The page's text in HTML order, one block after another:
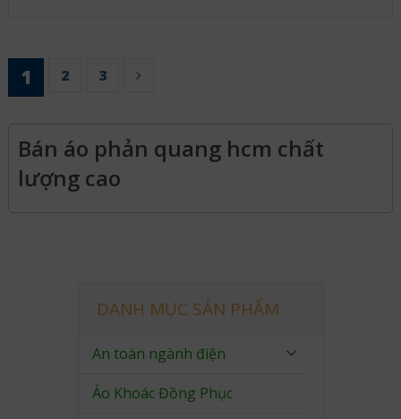
1 2 3
Bán áo phản quang hcm chất
lượng cao
DANH MỤC SẢN PHẨM
An toàn ngành điện
Áo Khoác Đồng Phục